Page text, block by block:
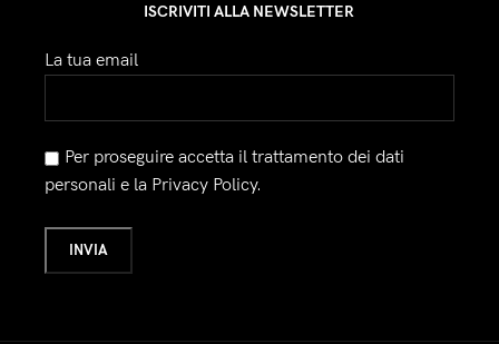
ISCRIVITI ALLA NEWSLETTER
La tua email
Per proseguire accetta il trattamento dei dati
personali e la Privacy Policy.